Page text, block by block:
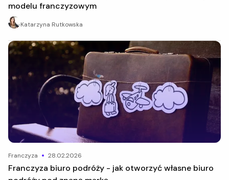
modelu franczyzowym
Katarzyna Rutkowska
franczyza 28.02.2026
Franczyza biuro podróży - jak otworzyć własne biuro